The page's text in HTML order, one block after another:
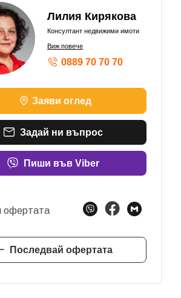
Лилия Кирякова
Консултант недвижими имоти
Виж повече
0889 70 70 70
Заяви оглед
Задай ни въпрос
Пиши във Viber
офертата
Последвай офертата